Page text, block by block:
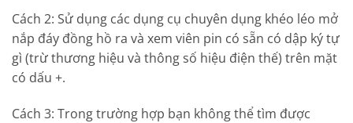
Cách 2: Sử dụng các dụng cụ chuyên dụng khéo léo mở
nắp đáy đồng hồ ra và xem viên pin có sẵn có dập ký tự
gì (trừ thương hiệu và thông số hiệu điện thế) trên mặt
có dấu +.
Cách 3: Trong trường hợp bạn không thể tìm được